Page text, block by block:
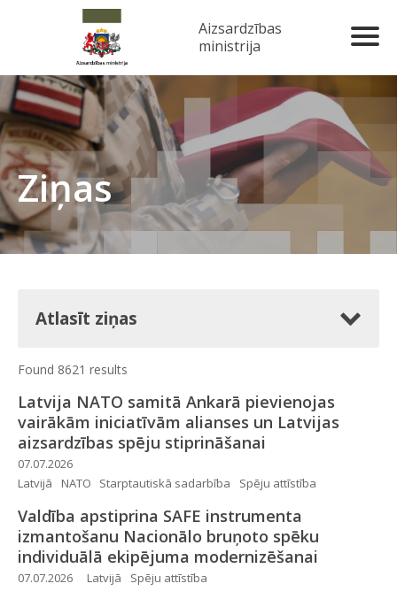
Aizsardzības
ministrija
Ziņas
Atlasīt ziņas
Found 8621 results
Latvija NATO samitā Ankarā pievienojas
vairākām iniciatīvām alianses un Latvijas
aizsardzības spēju stiprināšanai
07.07.2026
Latvijā
NATO Starptautiskā sadarbība Spēju attīstība
Valdība apstiprina SAFE instrumenta
izmantošanu Nacionālo bruņoto spēku
individuālā ekipējuma modernizēšanai
07.07.2026 Latvijā Spēju attīstība